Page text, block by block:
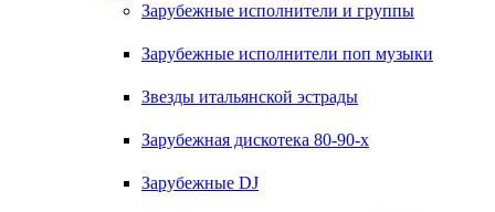
Зарубежные исполнители и группы
Зарубежные исполнители поп музыки
Звезды итальянской эстрады
Зарубежная дискотека 80-90-х
Зарубежные DJ